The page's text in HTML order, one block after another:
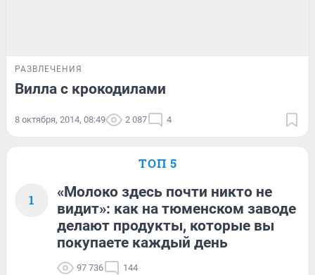
РАЗВЛЕЧЕНИЯ
Вилла с крокодилами
8 октября, 2014, 08:49 2 087 4
ТОП 5
1
«Молоко здесь почти никто не
видит»: как на тюменском заводе
делают продукты, которые вы
покупаете каждый день
97 736 144